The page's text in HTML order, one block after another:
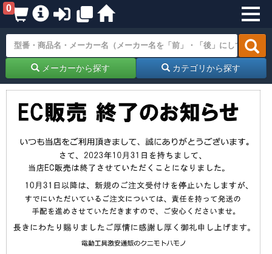
0
メーカーから探す カテゴリから探す